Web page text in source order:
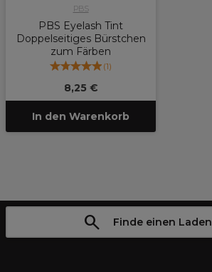
PBS
PBS Eyelash Tint
Doppelseitiges Bürstchen
zum Färben
(1)
8,25 €
In den Warenkorb
Finde einen Laden